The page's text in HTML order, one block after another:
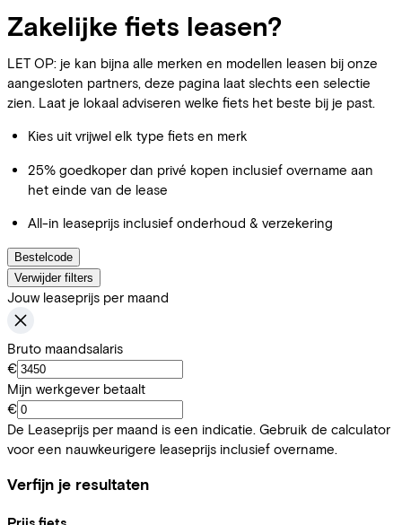
Zakelijke fiets leasen?
LET OP: je kan bijna alle merken en modellen leasen bij onze
aangesloten partners, deze pagina laat slechts een selectie
zien. Laat je lokaal adviseren welke fiets het beste bij je past.
Kies uit vrijwel elk type fiets en merk
25% goedkoper dan privé kopen inclusief overname aan
het einde van de lease
All-in leaseprijs inclusief onderhoud & verzekering
Bestelcode
Verwijder filters
Jouw leaseprijs per maand
Bruto maandsalaris
€
Mijn werkgever betaalt
€
De Leaseprijs per maand is een indicatie. Gebruik de calculator
voor een nauwkeurigere leaseprijs inclusief overname.
Verfijn je resultaten